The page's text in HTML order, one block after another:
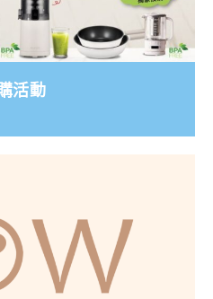
活動